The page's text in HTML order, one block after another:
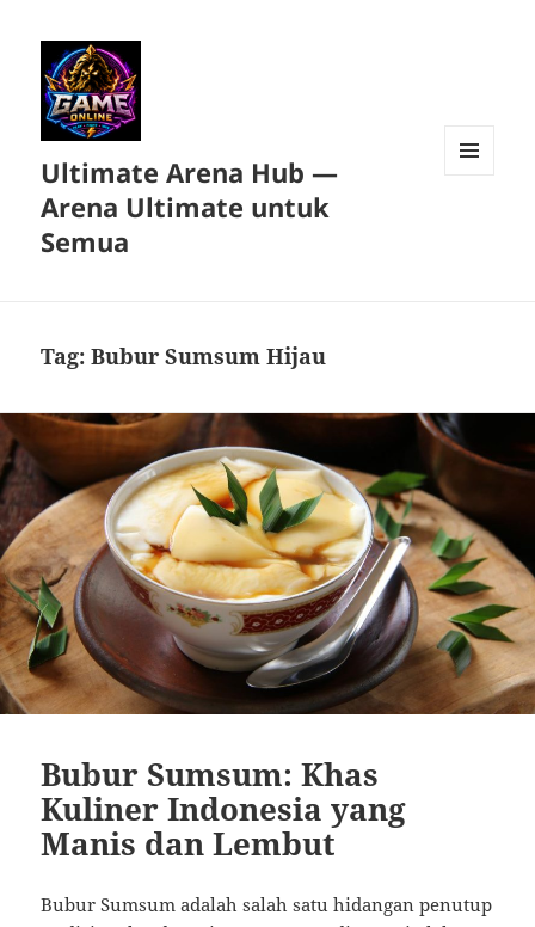
Ultimate Arena Hub —
Arena Ultimate untuk
Semua
Tag:Bubur Sumsum Hijau
Bubur Sumsum: Khas
Kuliner Indonesia yang
Manis dan Lembut
Bubur Sumsum adalah salah satu hidangan penutup